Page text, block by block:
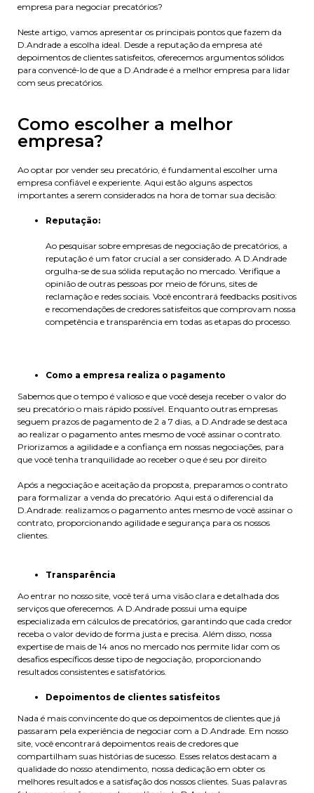
empresa para negociar precatórios?
Neste artigo, vamos apresentar os principais pontos que fazem da
D.Andrade a escolha ideal. Desde a reputação da empresa até
depoimentos de clientes satisfeitos, oferecemos argumentos sólidos
para convencê-lo de que a D.Andrade é a melhor empresa para lidar
com seus precatórios.
Como escolher a melhor
empresa?
Ao optar por vender seu precatório, é fundamental escolher uma
empresa confiável e experiente. Aqui estão alguns aspectos
importantes a serem considerados na hora de tomar sua decisão:
Reputação:
Ao pesquisar sobre empresas de negociação de precatórios, a
reputação é um fator crucial a ser considerado. A D.Andrade
orgulha-se de sua sólida reputação no mercado. Verifique a
opinião de outras pessoas por meio de fóruns, sites de
reclamação e redes sociais. Você encontrará feedbacks positivos
e recomendações de credores satisfeitos que comprovam nossa
competência e transparência em todas as etapas do processo.
Como a empresa realiza o pagamento
Sabemos que o tempo é valioso e que você deseja receber o valor do
seu precatório o mais rápido possível. Enquanto outras empresas
seguem prazos de pagamento de 2 a 7 dias, a D.Andrade se destaca
ao realizar o pagamento antes mesmo de você assinar o contrato.
Priorizamos a agilidade e a confiança em nossas negociações, para
que você tenha tranquilidade ao receber o que é seu por direito
Após a negociação e aceitação da proposta, preparamos o contrato
para formalizar a venda do precatório. Aqui está o diferencial da
D.Andrade: realizamos o pagamento antes mesmo de você assinar o
contrato, proporcionando agilidade e segurança para os nossos
clientes.
Transparência
Ao entrar no nosso site, você terá uma visão clara e detalhada dos
serviços que oferecemos. A D.Andrade possui uma equipe
especializada em cálculos de precatórios, garantindo que cada credor
receba o valor devido de forma justa e precisa. Além disso, nossa
expertise de mais de 14 anos no mercado nos permite lidar com os
desafios específicos desse tipo de negociação, proporcionando
resultados consistentes e satisfatórios.
Depoimentos de clientes satisfeitos
Nada é mais convincente do que os depoimentos de clientes que já
passaram pela experiência de negociar com a D.Andrade. Em nosso
site, você encontrará depoimentos reais de credores que
compartilham suas histórias de sucesso. Esses relatos destacam a
qualidade do nosso atendimento, nossa dedicação em obter os
melhores resultados e a satisfação dos nossos clientes. Suas palavras